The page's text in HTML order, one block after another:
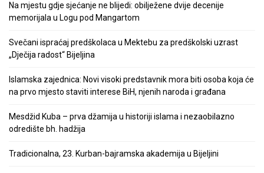
Na mjestu gdje sjećanje ne blijedi: obilježene dvije decenije
memorijala u Logu pod Mangartom
Svečani ispraćaj predškolaca u Mektebu za predškolski uzrast
„Dječija radost“ Bijeljina
Islamska zajednica: Novi visoki predstavnik mora biti osoba koja će
na prvo mjesto staviti interese BiH, njenih naroda i građana
Mesdžid Kuba – prva džamija u historiji islama i nezaobilazno
odredište bh. hadžija
Tradicionalna, 23. Kurban-bajramska akademija u Bijeljini